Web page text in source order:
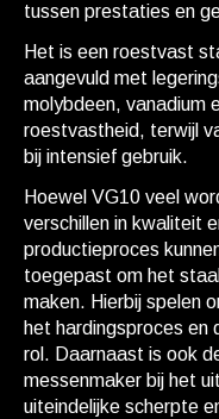
tussen prestaties en
Het is een roestvast
aangevuld met
molybdeen, vanadium
roestvastheid, terwijl
bij intensief gebruik.
Hoewel VG10 veel
verschillen in kwaliteit
productieproces
toegepast om het
maken. Hierbij spelen
het hardingsproces en
rol. Daarnaast is ook
messenmaker bij het
uiteindelijke scherpte